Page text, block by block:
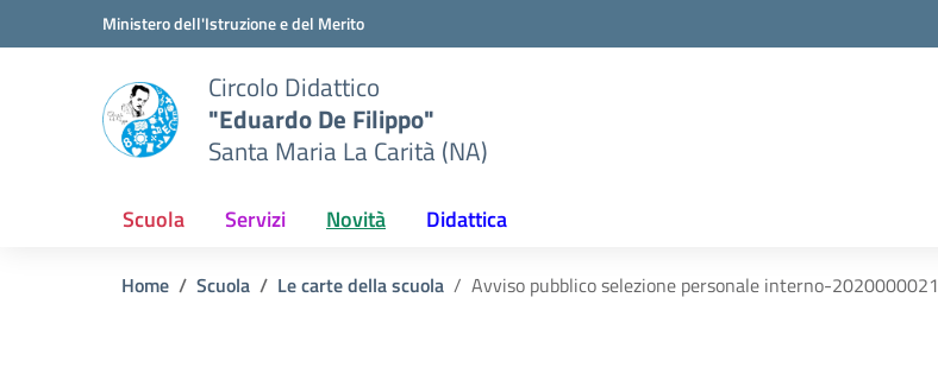
Vai ai contenuti
Vai al menu di navigazioneMinistero dell'Istruzione e del Merito
Circolo Didattico
"Eduardo De Filippo"
Santa Maria La Carità (NA)
Scuola Servizi Novità Didattica
Home Scuola Le carte della scuola Avviso pubblico selezione personale interno-2020000021